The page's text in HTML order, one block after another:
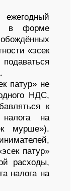
ежегодный
в форме
«эсек
патур» не
НДС,
к
на
мурше»).
патур»
расходы,
налога на